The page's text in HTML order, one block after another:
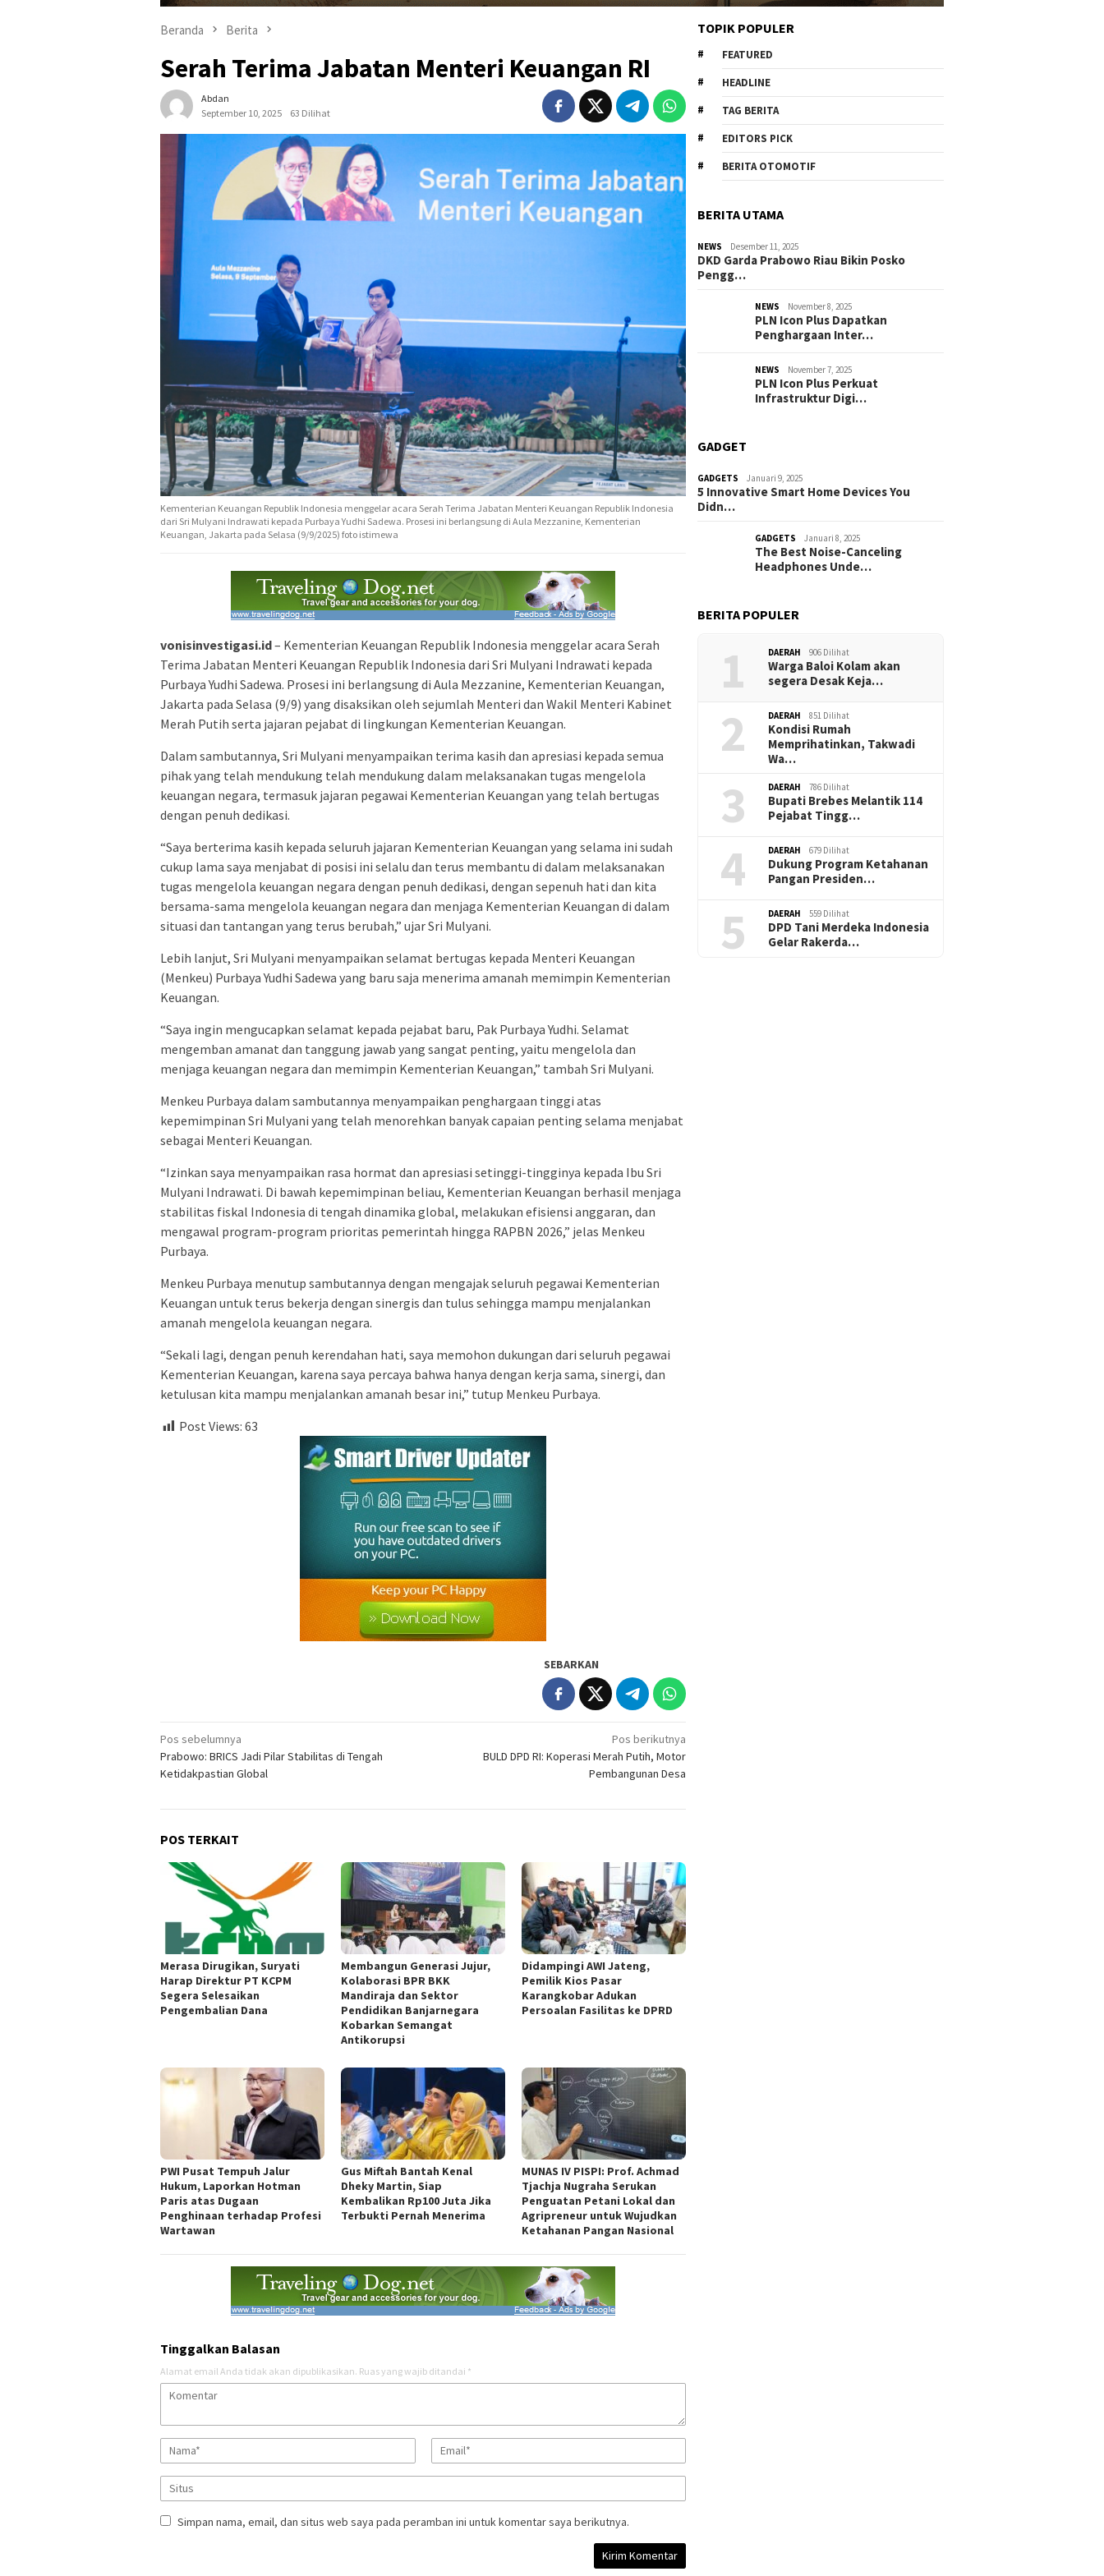
Beranda Berita
Serah Terima Jabatan Menteri Keuangan RI
Abdan
September 10, 2025
63 Dilihat
Kementerian Keuangan Republik Indonesia menggelar acara Serah Terima Jabatan Menteri Keuangan Republik Indonesia
dari Sri Mulyani Indrawati kepada Purbaya Yudhi Sadewa. Prosesi ini berlangsung di Aula Mezzanine, Kementerian
Keuangan, Jakarta pada Selasa (9/9/2025) foto istimewa
vonisinvestigasi.id– Kementerian Keuangan Republik Indonesia menggelar acara Serah
Terima Jabatan Menteri Keuangan Republik Indonesia dari Sri Mulyani Indrawati kepada
Purbaya Yudhi Sadewa. Prosesi ini berlangsung di Aula Mezzanine, Kementerian Keuangan,
Jakarta pada Selasa (9/9) yang disaksikan oleh sejumlah Menteri dan Wakil Menteri Kabinet
Merah Putih serta jajaran pejabat di lingkungan Kementerian Keuangan.
Dalam sambutannya, Sri Mulyani menyampaikan terima kasih dan apresiasi kepada semua
pihak yang telah mendukung telah mendukung dalam melaksanakan tugas mengelola
keuangan negara, termasuk jajaran pegawai Kementerian Keuangan yang telah bertugas
dengan penuh dedikasi.
“Saya berterima kasih kepada seluruh jajaran Kementerian Keuangan yang selama ini sudah
cukup lama saya menjabat di posisi ini selalu dan terus membantu di dalam melaksanakan
tugas mengelola keuangan negara dengan penuh dedikasi, dengan sepenuh hati dan kita
bersama-sama mengelola keuangan negara dan menjaga Kementerian Keuangan di dalam
situasi dan tantangan yang terus berubah,” ujar Sri Mulyani.
Lebih lanjut, Sri Mulyani menyampaikan selamat bertugas kepada Menteri Keuangan
(Menkeu) Purbaya Yudhi Sadewa yang baru saja menerima amanah memimpin Kementerian
Keuangan.
“Saya ingin mengucapkan selamat kepada pejabat baru, Pak Purbaya Yudhi. Selamat
mengemban amanat dan tanggung jawab yang sangat penting, yaitu mengelola dan
menjaga keuangan negara dan memimpin Kementerian Keuangan,” tambah Sri Mulyani.
Menkeu Purbaya dalam sambutannya menyampaikan penghargaan tinggi atas
kepemimpinan Sri Mulyani yang telah menorehkan banyak capaian penting selama menjabat
sebagai Menteri Keuangan.
“Izinkan saya menyampaikan rasa hormat dan apresiasi setinggi-tingginya kepada Ibu Sri
Mulyani Indrawati. Di bawah kepemimpinan beliau, Kementerian Keuangan berhasil menjaga
stabilitas fiskal Indonesia di tengah dinamika global, melakukan efisiensi anggaran, dan
mengawal program-program prioritas pemerintah hingga RAPBN 2026,” jelas Menkeu
Purbaya.
Menkeu Purbaya menutup sambutannya dengan mengajak seluruh pegawai Kementerian
Keuangan untuk terus bekerja dengan sinergis dan tulus sehingga mampu menjalankan
amanah mengelola keuangan negara.
“Sekali lagi, dengan penuh kerendahan hati, saya memohon dukungan dari seluruh pegawai
Kementerian Keuangan, karena saya percaya bahwa hanya dengan kerja sama, sinergi, dan
ketulusan kita mampu menjalankan amanah besar ini,” tutup Menkeu Purbaya.
Post Views: 63
SEBARKAN
Navigasi
pos
Pos sebelumnya
Prabowo: BRICS Jadi Pilar Stabilitas di Tengah
Ketidakpastian Global
Pos berikutnya
BULD DPD RI: Koperasi Merah Putih, Motor
Pembangunan Desa
POS TERKAIT
Merasa Dirugikan, Suryati
Harap Direktur PT KCPM
Segera Selesaikan
Pengembalian Dana
Membangun Generasi Jujur,
Kolaborasi BPR BKK
Mandiraja dan Sektor
Pendidikan Banjarnegara
Kobarkan Semangat
Antikorupsi
Didampingi AWI Jateng,
Pemilik Kios Pasar
Karangkobar Adukan
Persoalan Fasilitas ke DPRD
PWI Pusat Tempuh Jalur
Hukum, Laporkan Hotman
Paris atas Dugaan
Penghinaan terhadap Profesi
Wartawan
Gus Miftah Bantah Kenal
Dheky Martin, Siap
Kembalikan Rp100 Juta Jika
Terbukti Pernah Menerima
MUNAS IV PISPI: Prof. Achmad
Tjachja Nugraha Serukan
Penguatan Petani Lokal dan
Agripreneur untuk Wujudkan
Ketahanan Pangan Nasional
Tinggalkan Balasan
Alamat email Anda tidak akan dipublikasikan. Ruas yang wajib ditandai *
Simpan nama, email, dan situs web saya pada peramban ini untuk komentar saya berikutnya.
TOPIK POPULER
FEATURED
HEADLINE
TAG BERITA
EDITORS PICK
BERITA OTOMOTIF
BERITA UTAMA
NEWS Desember 11, 2025
DKD Garda Prabowo Riau Bikin Posko
Pengg…
NEWS November 8, 2025
PLN Icon Plus Dapatkan
Penghargaan Inter…
NEWS November 7, 2025
PLN Icon Plus Perkuat
Infrastruktur Digi…
GADGET
GADGETS Januari 9, 2025
5 Innovative Smart Home Devices You
Didn…
GADGETS Januari 8, 2025
The Best Noise-Canceling
Headphones Unde…
BERITA POPULER
1 DAERAH 906 Dilihat
Warga Baloi Kolam akan
segera Desak Keja…
2 DAERAH 851 Dilihat
Kondisi Rumah
Memprihatinkan, Takwadi
Wa…
3 DAERAH 786 Dilihat
Bupati Brebes Melantik 114
Pejabat Tingg…
4 DAERAH 679 Dilihat
Dukung Program Ketahanan
Pangan Presiden…
5 DAERAH 559 Dilihat
DPD Tani Merdeka Indonesia
Gelar Rakerda…